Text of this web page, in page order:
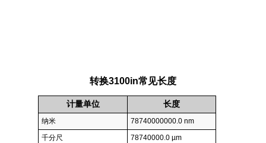
转换3100in常见长度
计量单位 长度
纳米
78740000000.0 nm
千分尺
78740000.0 µm